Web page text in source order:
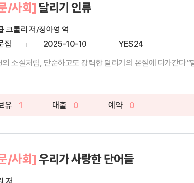
/사회] 달리기 인류
크롤리 저/정아영 역
집
2025-10-10
YES24
의 소설처럼, 단순하고도 강력한 달리기의 본질에 다가간다
유 1 대출 0 예약 0
/사회] 우리가 사랑한 단어들
저